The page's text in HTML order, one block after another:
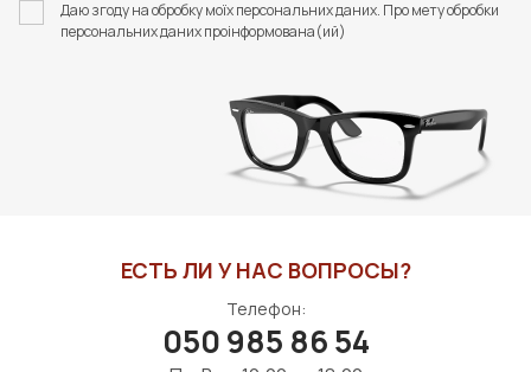
Даю згоду на обробку моїх персональних даних. Про мету обробки
персональних даних проінформована(ий)
ЕСТЬ ЛИ У НАС ВОПРОСЫ?
Телефон:
050 985 86 54